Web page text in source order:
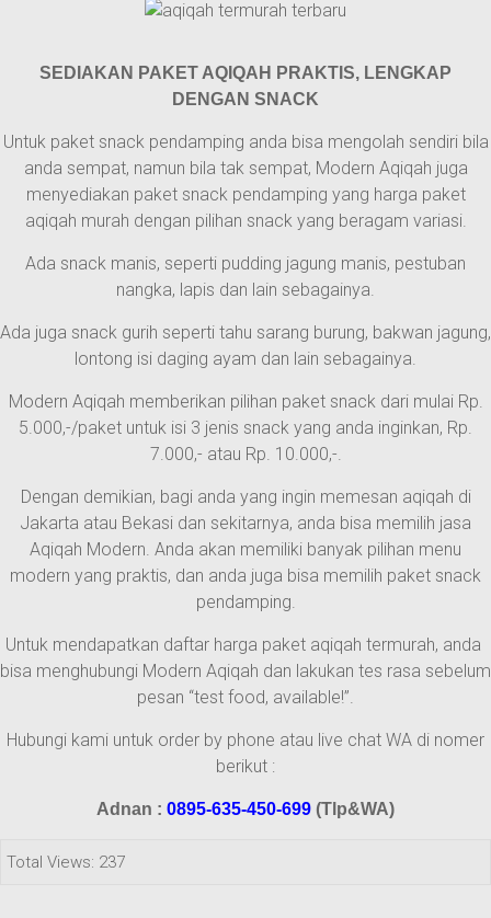
SEDIAKAN PAKET AQIQAH PRAKTIS, LENGKAP
DENGAN SNACK
Untuk paket snack pendamping anda bisa mengolah sendiri bila
anda sempat, namun bila tak sempat, Modern Aqiqah juga
menyediakan paket snack pendamping yang harga paket
aqiqah murah dengan pilihan snack yang beragam variasi.
Ada snack manis, seperti pudding jagung manis, pestuban
nangka, lapis dan lain sebagainya.
Ada juga snack gurih seperti tahu sarang burung, bakwan jagung,
lontong isi daging ayam dan lain sebagainya.
Modern Aqiqah memberikan pilihan paket snack dari mulai Rp.
5.000,-/paket untuk isi 3 jenis snack yang anda inginkan, Rp.
7.000,- atau Rp. 10.000,-.
Dengan demikian, bagi anda yang ingin memesan aqiqah di
Jakarta atau Bekasi dan sekitarnya, anda bisa memilih jasa
Aqiqah Modern. Anda akan memiliki banyak pilihan menu
modern yang praktis, dan anda juga bisa memilih paket snack
pendamping.
Untuk mendapatkan daftar harga paket aqiqah termurah, anda
bisa menghubungi Modern Aqiqah dan lakukan tes rasa sebelum
pesan “test food, available!”.
Hubungi kami untuk order by phone atau live chat WA di nomer
berikut :
Adnan : 0895-635-450-699 (Tlp&WA)
Total Views: 237